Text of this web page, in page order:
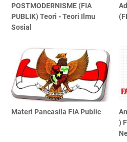
POSTMODERNISME (FIA
PUBLIK) Teori - Teori Ilmu
Sosial
Materi Pancasila FIA Public
)